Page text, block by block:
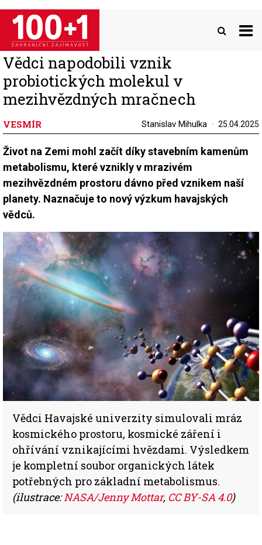
Přejít
hlavnímu
obsahu
Vědci napodobili vznik
probiotických molekul v
mezihvězdných mračnech
VESMÍR Stanislav Mihulka 25.04.2025
Život na Zemi mohl začít díky stavebním kamenům
metabolismu, které vznikly v mrazivém
mezihvězdném prostoru dávno před vznikem naší
planety. Naznačuje to nový výzkum havajských
vědců.
Vědci Havajské univerzity simulovali mráz
kosmického prostoru, kosmické záření i
ohřívání vznikajícími hvězdami. Výsledkem
je kompletní soubor organických látek
potřebných pro základní metabolismus.
(ilustrace:NASA/Jenny Mottar, CC BY-SA 4.0)